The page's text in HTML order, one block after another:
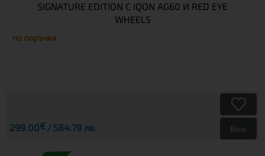
SIGNATURE EDITION С IQON AG60 И RED EYE
WHEELS
по поръчка
299.00€ 584.79 лв. Виж